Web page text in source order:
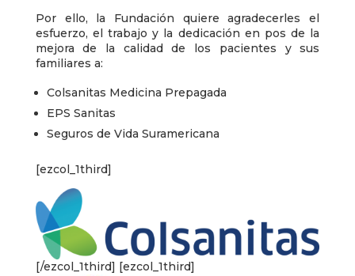
Por ello, la Fundación quiere agradecerles el
esfuerzo, el trabajo y la dedicación en pos de la
mejora de la calidad de los pacientes y sus
familiares a:
Colsanitas Medicina Prepagada
EPS Sanitas
Seguros de Vida Suramericana
[ezcol_1third]
[/ezcol_1third] [ezcol_1third]